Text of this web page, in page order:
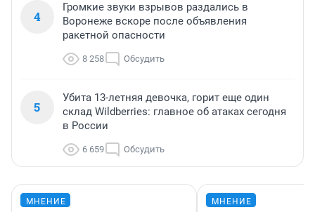
4
Громкие звуки взрывов раздались в
Воронеже вскоре после объявления
ракетной опасности
8 258 Обсудить
5
Убита 13-летняя девочка, горит еще один
склад Wildberries: главное об атаках сегодня
в России
6 659 Обсудить
МНЕНИЕ МНЕНИЕ